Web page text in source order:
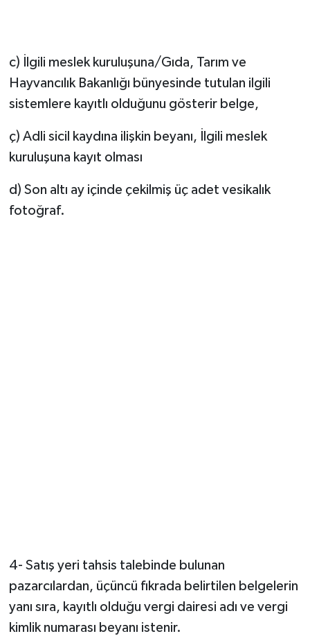
c) İlgili meslek kuruluşuna/Gıda, Tarım ve
Hayvancılık Bakanlığı bünyesinde tutulan ilgili
sistemlere kayıtlı olduğunu gösterir belge,
ç) Adli sicil kaydına ilişkin beyanı, İlgili meslek
kuruluşuna kayıt olması
d) Son altı ay içinde çekilmiş üç adet vesikalık
fotoğraf.
4- Satış yeri tahsis talebinde bulunan
pazarcılardan, üçüncü fıkrada belirtilen belgelerin
yanı sıra, kayıtlı olduğu vergi dairesi adı ve vergi
kimlik numarası beyanı istenir.